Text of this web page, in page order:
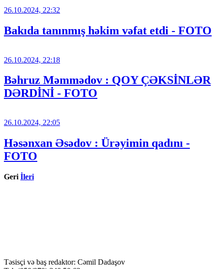
26.10.2024, 22:32
Bakıda tanınmış həkim vəfat etdi - FOTO
26.10.2024, 22:18
Bəhruz Məmmədov : QOY ÇƏKSİNLƏR
DƏRDİNİ - FOTO
26.10.2024, 22:05
Həsənxan Əsədov : Ürəyimin qadını -
FOTO
Geri İleri
Təsisçi və baş redaktor: Cəmil Dadaşov